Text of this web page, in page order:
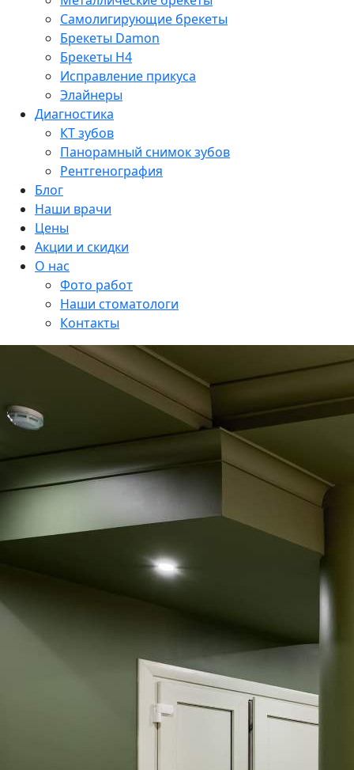
Самолигирующие брекеты
Брекеты Damon
Брекеты H4
Исправление прикуса
Элайнеры
Диагностика
КТ зубов
Панорамный снимок зубов
Рентгенография
Блог
Наши врачи
Цены
Акции и скидки
О нас
Фото работ
Наши стоматологи
Контакты